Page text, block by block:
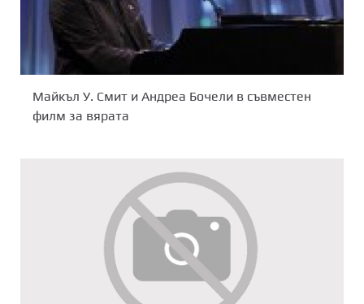
Майкъл У. Смит и Андреа Бочели в съвместен
филм за вярата